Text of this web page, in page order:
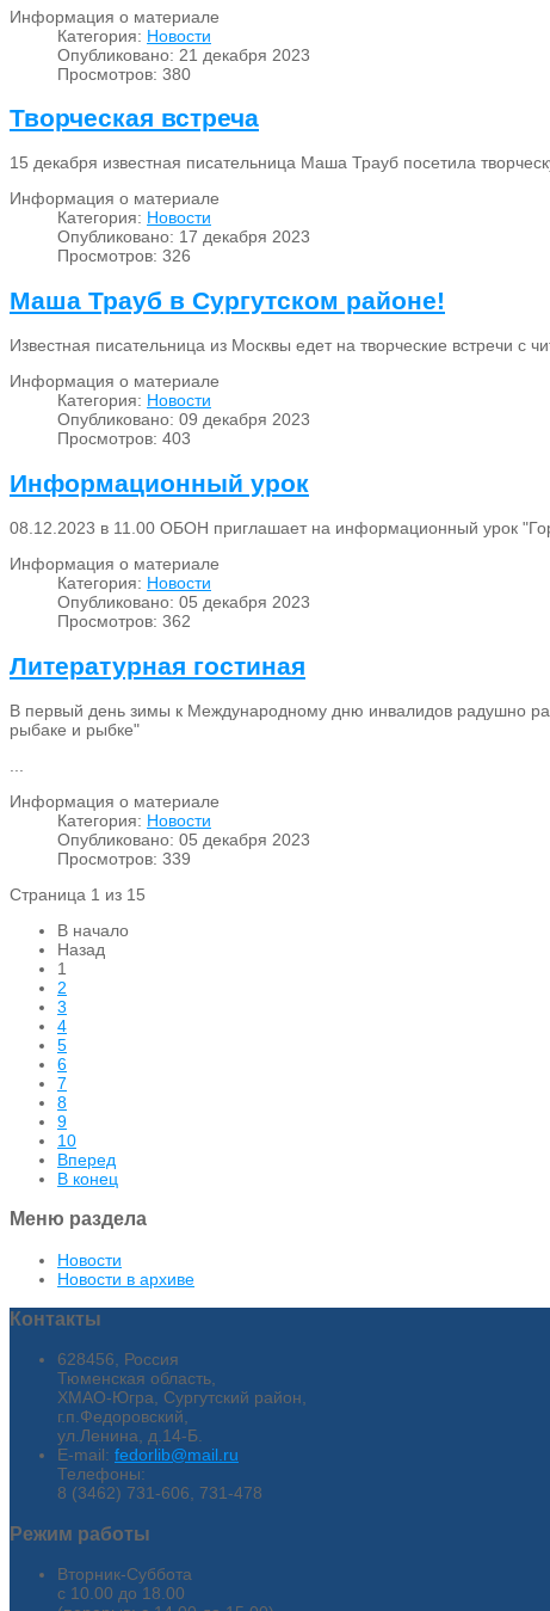
Информация о материале
Категория: Новости
Опубликовано: 21 декабря 2023
Просмотров: 380
Творческая встреча
15 декабря известная писательница Маша Трауб посетила
Информация о материале
Категория: Новости
Опубликовано: 17 декабря 2023
Просмотров: 326
Маша Трауб в Сургутском районе!
Известная писательница из Москвы едет на творческие встречи с
Информация о материале
Категория: Новости
Опубликовано: 09 декабря 2023
Просмотров: 403
Информационный урок
08.12.2023 в 11.00 ОБОН приглашает на информационный урок
Информация о материале
Категория: Новости
Опубликовано: 05 декабря 2023
Просмотров: 362
Литературная гостиная
В первый день зимы к Международному дню инвалидов радушно
рыбаке и рыбке"
Информация о материале
Категория: Новости
Опубликовано: 05 декабря 2023
Просмотров: 339
Страница 1 из 15
В начало
Назад
1
2
3
4
5
6
7
8
9
10
Вперед
В конец
Меню раздела
Новости
Новости в архиве
Контакты
628456, Россия
Тюменская область,
ХМАО-Югра, Сургутский район,
г.п.Федоровский,
ул.Ленина, д.14-Б.
E-mail: fedorlib@mail.ru
Телефоны:
8 (3462) 731-606, 731-478
Режим работы
Вторник-Суббота
с 10.00 до 18.00